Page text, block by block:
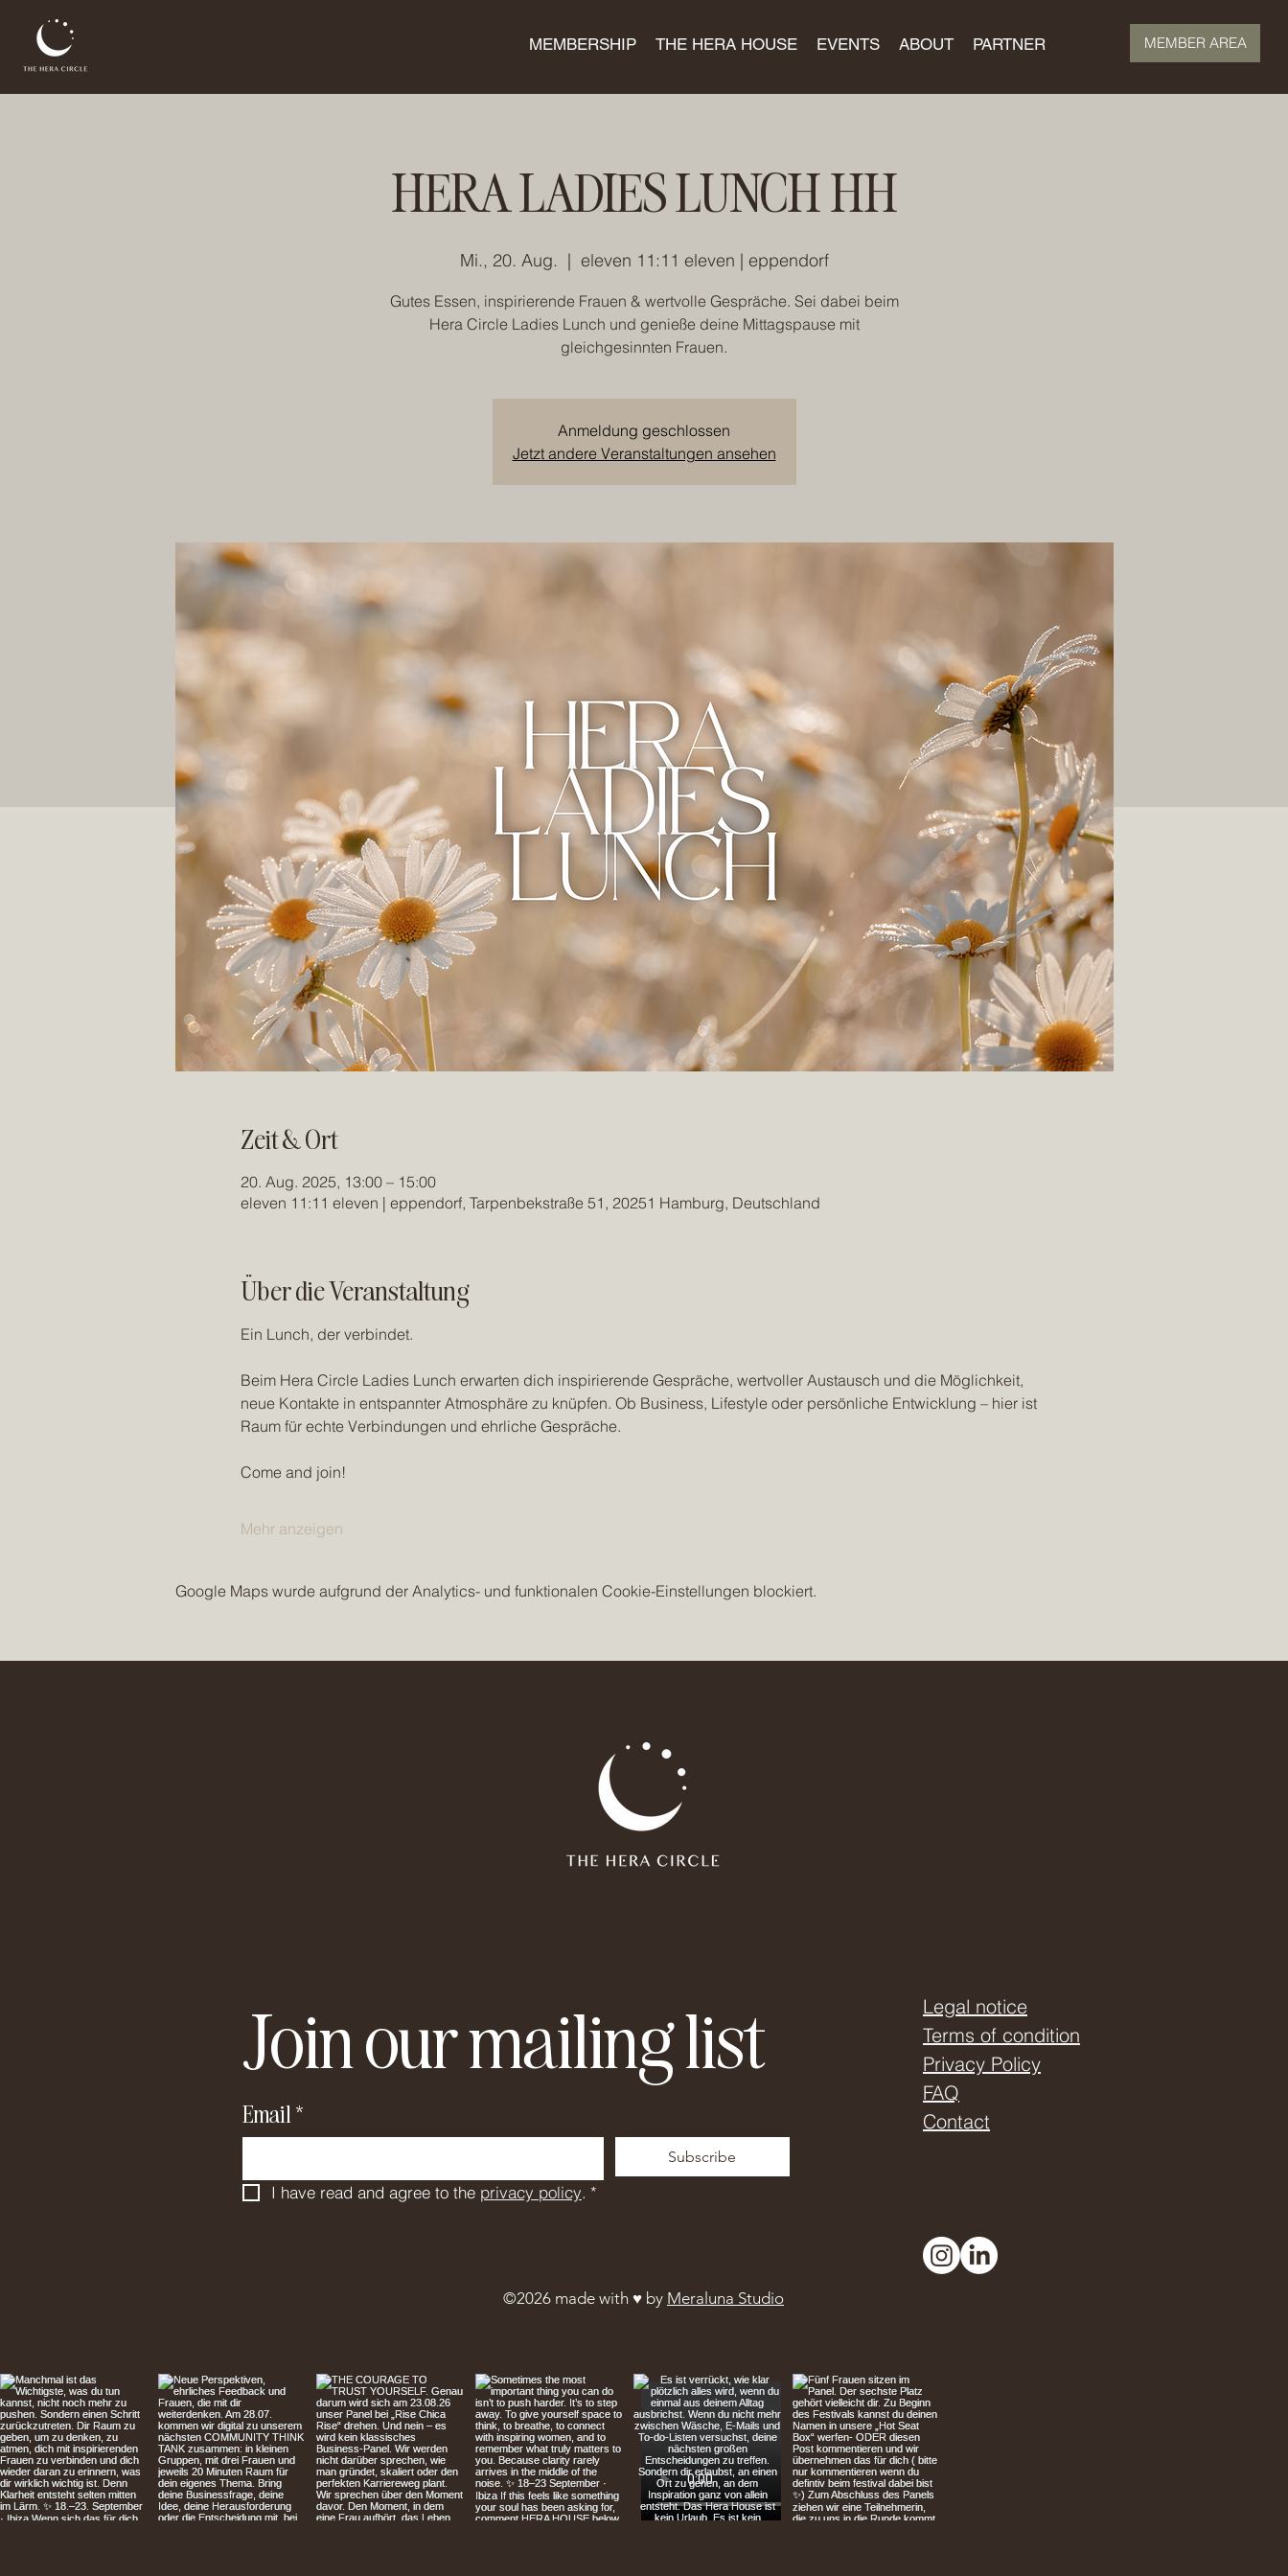
MEMBER AREA
MEMBERSHIP THE HERA HOUSE EVENTS ABOUT PARTNER
HERA LADIES LUNCH HH
Mi., 20. Aug.
  |
eleven 11:11 eleven | eppendorf
Gutes Essen, inspirierende Frauen & wertvolle Gespräche. Sei dabei beim
Hera Circle Ladies Lunch und genieße deine Mittagspause mit
gleichgesinnten Frauen.
Anmeldung geschlossen
Jetzt andere Veranstaltungen ansehen
Zeit & Ort
20. Aug. 2025, 13:00 – 15:00
eleven 11:11 eleven | eppendorf, Tarpenbekstraße 51, 20251 Hamburg, Deutschland
Über die Veranstaltung
Ein Lunch, der verbindet.
Beim Hera Circle Ladies Lunch erwarten dich inspirierende Gespräche, wertvoller Austausch und die Möglichkeit,
neue Kontakte in entspannter Atmosphäre zu knüpfen. Ob Business, Lifestyle oder persönliche Entwicklung – hier ist
Raum für echte Verbindungen und ehrliche Gespräche.
Come and join!
Mehr anzeigen
Google Maps wurde aufgrund der Analytics- und funktionalen Cookie-Einstellungen blockiert.
Join our mailing list
Email *
Subscribe
I have read and agree to the privacy policy. *
Legal notice
Terms of condition
Privacy Policy
FAQ
Contact
©2026 made with ♥︎ by Meraluna Studio